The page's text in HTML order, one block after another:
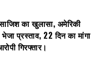
का खुलासा, अमेरिकी
प्रस्ताव, 22 दिन का मांगा
गिरफ्तार।